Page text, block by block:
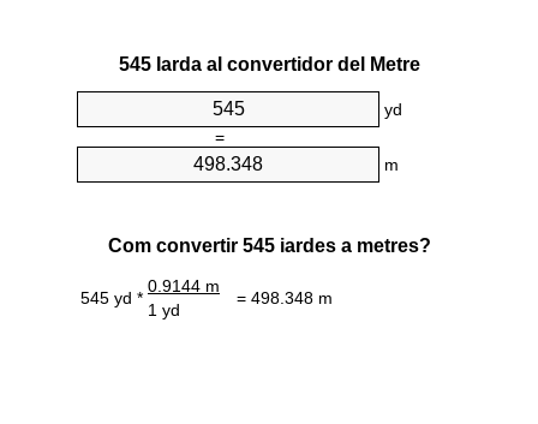
545 Iarda al convertidor del Metre
yd
=
m
Com convertir 545 iardes a metres?
545 yd *
0.9144 m
= 498.348 m
1 yd